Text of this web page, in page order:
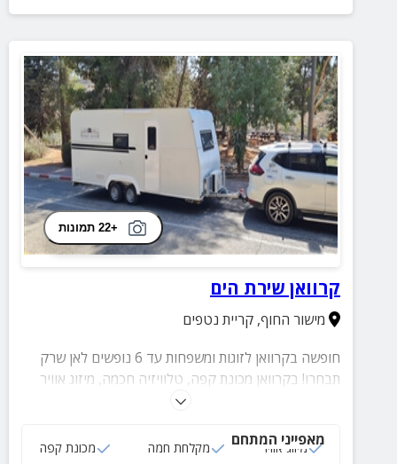
+22 תמונות
קרוואן שירת הים
מישור החוף,קריית נטפים
חופשה בקרוואן לזוגות ומשפחות עד 6 נופשים לאן שרק
תבחרו! בקרוואן מכונת קפה, טלוויזיה חכמה, מיזוג אוויר
חיצוני למים וחשמל.
מאפייני המתחם
מיזוג אוויר מקלחת חמה מכונת קפה